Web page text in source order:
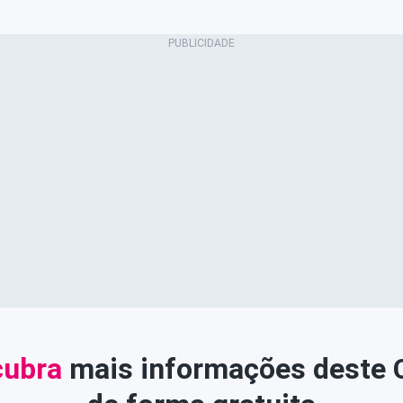
mais informações deste